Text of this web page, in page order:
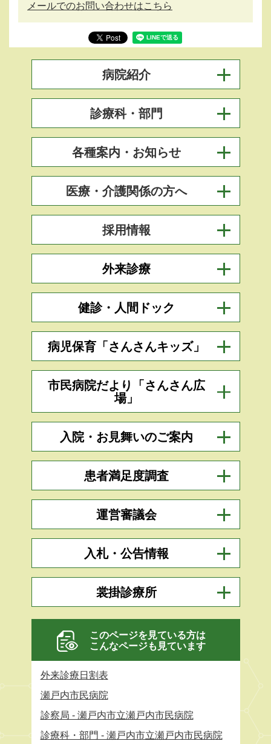
メールでのお問い合わせはこちら
病院紹介
診療科・部門
各種案内・お知らせ
医療・介護関係の方へ
採用情報
外来診療
健診・人間ドック
病児保育「さんさんキッズ」
市民病院だより「さんさん広
場」
入院・お見舞いのご案内
患者満足度調査
運営審議会
入札・公告情報
裳掛診療所
このページを見ている方は
こんなページも見ています
外来診療日割表
瀬戸内市民病院
診察局 - 瀬戸内市立瀬戸内市民病院
診療科・部門 - 瀬戸内市立瀬戸内市民病院